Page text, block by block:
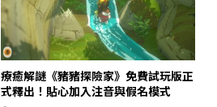
療癒解謎《豬豬探險家》免費試玩版正
式釋出！貼心加入注音與假名模式